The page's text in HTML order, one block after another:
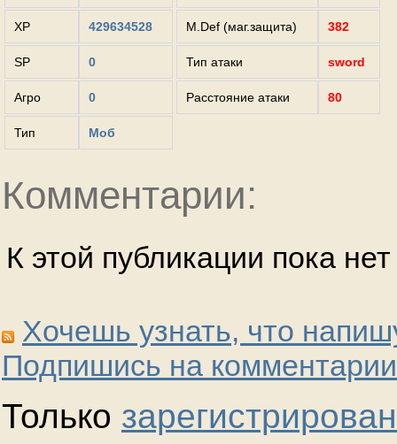
XP 429634528
SP 0
Агро 0
Тип Моб
M.Def (маг.защита) 382
Тип атаки sword
Расстояние атаки 80
Комментарии:
К этой публикации пока
Хочешь узнать, что
Подпишись на
Только